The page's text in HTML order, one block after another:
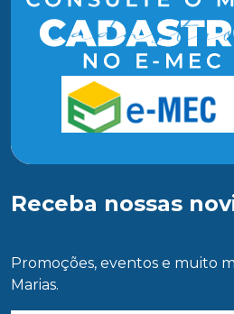
Receba nossas
Promoções, eventos e muito
Marias.